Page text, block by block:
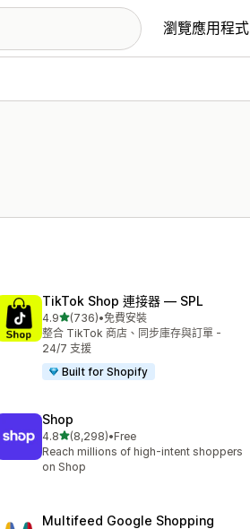
瀏覽應用程式
TikTok Shop 連接器 — SPL
4.9滿分 5 顆星
(736)
共有 736 則評價
•免費安裝
整合 TikTok 商店、同步庫存與訂單 -
24/7 支援
Built for Shopify
Shop
4.8滿分 5 顆星
(8,298)
共有 8298 則評價
•Free
Reach millions of high-intent shoppers
on Shop
Multifeed Google Shopping